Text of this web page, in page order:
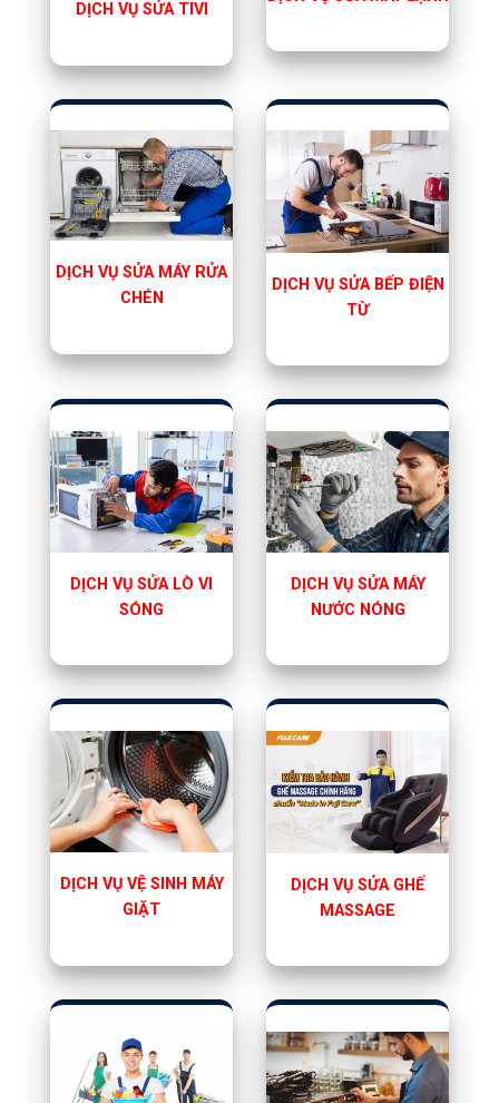
DỊCH VỤ SỬA TIVI
DỊCH VỤ SỬA MÁY RỬA
CHÉN
DỊCH VỤ SỬA BẾP ĐIỆN
TỪ
DỊCH VỤ SỬA LÒ VI
SÓNG
DỊCH VỤ SỬA MÁY
NƯỚC NÓNG
DỊCH VỤ VỆ SINH MÁY
GIẶT
DỊCH VỤ SỬA GHẾ
MASSAGE